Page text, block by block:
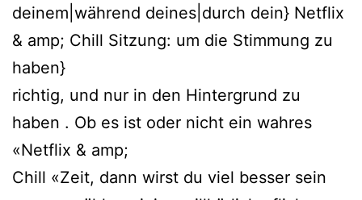
deinem|während deines|durch dein} Netflix
& amp; Chill Sitzung: um die Stimmung zu
haben}
richtig, und nur in den Hintergrund zu
haben . Ob es ist oder nicht ein wahres
«Netflix & amp;
Chill «Zeit, dann wirst du viel besser sein